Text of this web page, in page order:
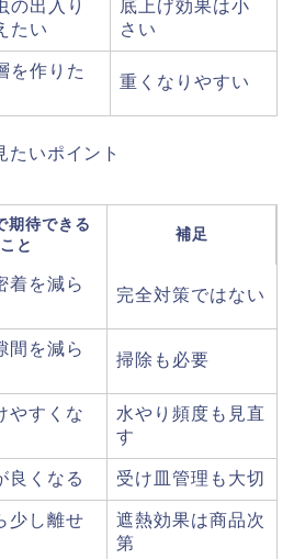
の出入り
たい
底上げ効果は小
さい
を作りた
重くなりやすい
たいポイント
期待できる
こと
補足
着を減ら
完全対策ではない
間を減ら
掃除も必要
やすくな
水やり頻度も見直
す
良くなる 受け皿管理も大切
少し離せ
遮熱効果は商品次
第